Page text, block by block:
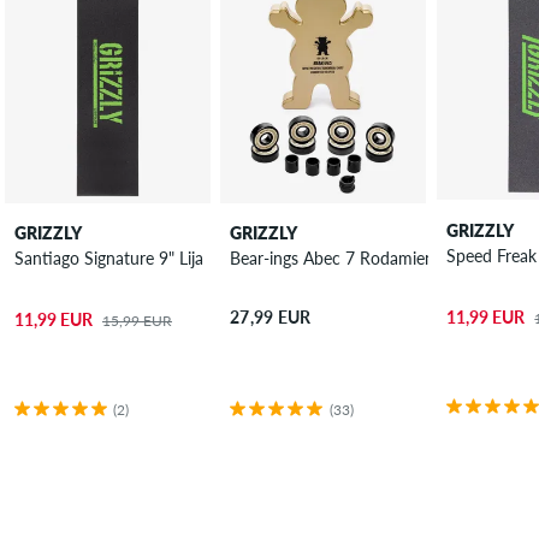
GRIZZLY
Santiago Signature 9" Lija
11,99 EUR 15,99 EUR
(2)
GRIZZLY
Bear-ings Abec 7 Rodamientos
27,99 EUR
(33)
GRIZZLY
Speed
11,99 EUR